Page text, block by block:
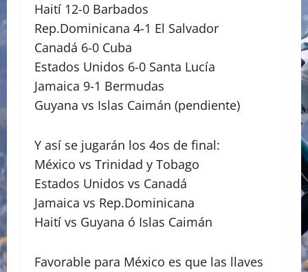
Haití 12-0 Barbados
Rep.Dominicana 4-1 El Salvador
Canadá 6-0 Cuba
Estados Unidos 6-0 Santa Lucía
Jamaica 9-1 Bermudas
Guyana vs Islas Caimán (pendiente)
Y así se jugarán los 4os de final:
México vs Trinidad y Tobago
Estados Unidos vs Canadá
Jamaica vs Rep.Dominicana
Haití vs Guyana ó Islas Caimán
Favorable para México es que las llaves